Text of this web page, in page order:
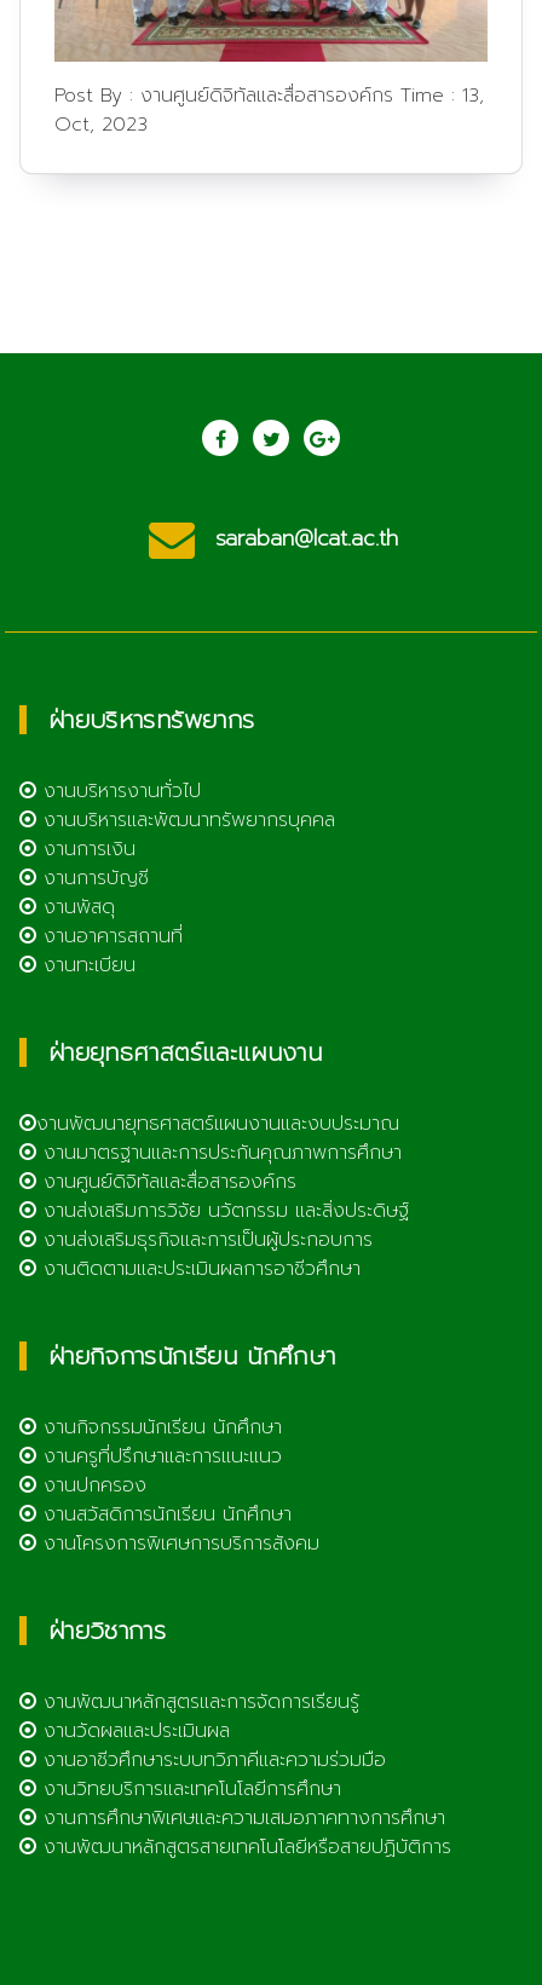
Post By : งานศูนย์ดิจิทัลและสื่อสารองค์กร Time : 13,
Oct, 2023
saraban@lcat.ac.th
ฝ่ายบริหารทรัพยากร
งานบริหารงานทั่วไป
งานบริหารและพัฒนาทรัพยากรบุคคล
งานการเงิน
งานการบัญชี
งานพัสดุ
งานอาคารสถานที่
งานทะเบียน
ฝ่ายยุทธศาสตร์และแผนงาน
งานพัฒนายุทธศาสตร์แผนงานและงบประมาณ
งานมาตรฐานและการประกันคุณภาพการศึกษา
งานศูนย์ดิจิทัลและสื่อสารองค์กร
งานส่งเสริมการวิจัย นวัตกรรม และสิ่งประดิษฐ์
งานส่งเสริมธุรกิจและการเป็นผู้ประกอบการ
งานติดตามและประเมินผลการอาชีวศึกษา
ฝ่ายกิจการนักเรียน นักศึกษา
งานกิจกรรมนักเรียน นักศึกษา
งานครูที่ปรึกษาและการแนะแนว
งานปกครอง
งานสวัสดิการนักเรียน นักศึกษา
งานโครงการพิเศษการบริการสังคม
ฝ่ายวิชาการ
งานพัฒนาหลักสูตรและการจัดการเรียนรู้
งานวัดผลและประเมินผล
งานอาชีวศึกษาระบบทวิภาคีและความร่วมมือ
งานวิทยบริการและเทคโนโลยีการศึกษา
งานการศึกษาพิเศษและความเสมอภาคทางการศึกษา
งานพัฒนาหลักสูตรสายเทคโนโลยีหรือสายปฏิบัติการ